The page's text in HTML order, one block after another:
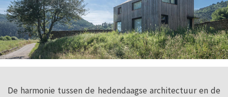
De harmonie tussen de hedendaagse architectuur en de